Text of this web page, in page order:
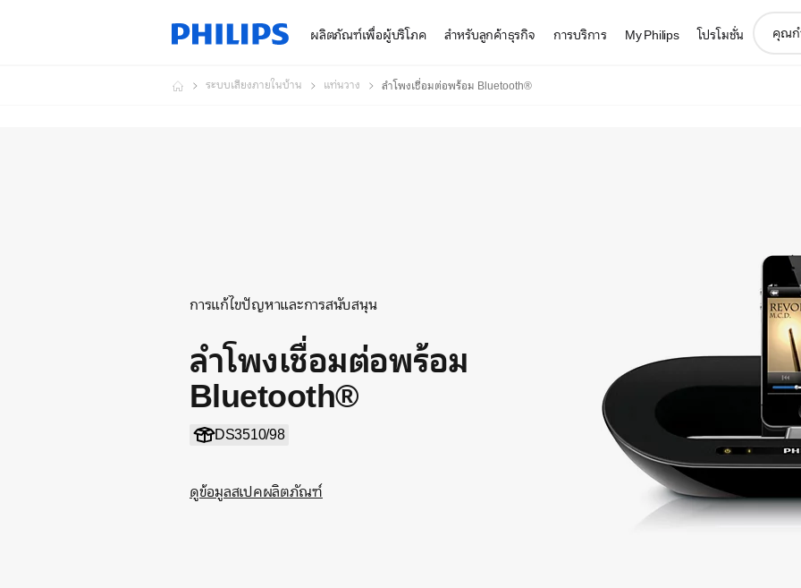
ผลิตภัณฑ์เพื่อผู้บริโภค สำหรับลูกค้าธุรกิจ การบริการ My Philips โปรโมชั่น
search
ระบบเสียงภายในบ้าน แท่นวาง ลำโพงเชื่อมต่อพร้อม Bluetooth®
การแก้ไขปัญหาและการสนับสนุน
ลำโพงเชื่อมต่อพร้อม
Bluetooth®
DS3510/98
ดูข้อมูลสเปคผลิตภัณฑ์